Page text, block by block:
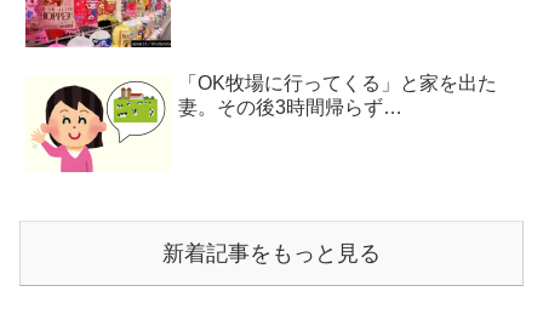
「OK牧場に行ってくる」と家を出た
妻。その後3時間帰らず…
新着記事をもっと見る